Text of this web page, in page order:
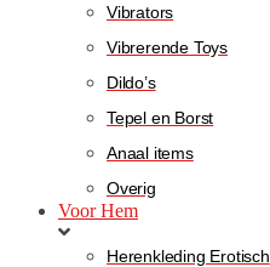
Vibrators
Vibrerende Toys
Dildo’s
Tepel en Borst
Anaal items
Overig
Voor Hem
Herenkleding Erotisch